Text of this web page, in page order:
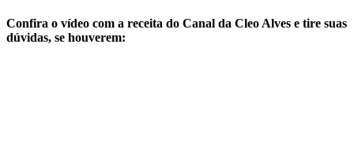
Confira o vídeo com a receita do Canal da Cleo Alves e tire suas
dúvidas, se houverem: